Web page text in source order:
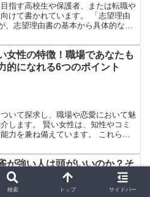
指す高校生や保護者、または転職や
けて書かれています。 「志望理由
志望理由書の基本から具体的な書
、志望理由書の作成に自信を持
ができるでしょう。
女性の特徴！職場であなたも
的になれる6つのポイント
いて探求し、職場や恋愛において魅
します。 賢い女性は、知性やコミ
力を兼ね備えています。 これらの
が強い人は頭がいいのか？そ
由と共通する特徴10選まとめ
検索 トップ サイドバー